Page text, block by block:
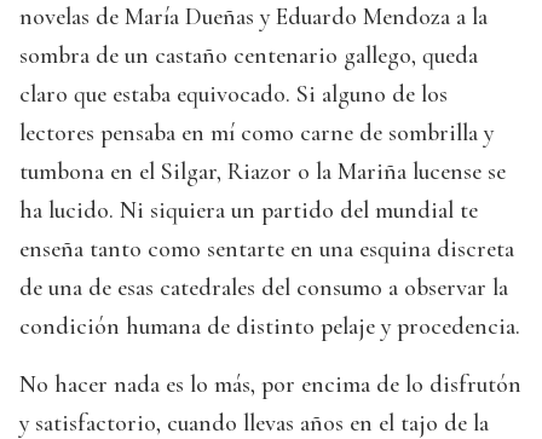
novelas de María Dueñas y Eduardo Mendoza a la
sombra de un castaño centenario gallego, queda
claro que estaba equivocado. Si alguno de los
lectores pensaba en mí como carne de sombrilla y
tumbona en el Silgar, Riazor o la Mariña lucense se
ha lucido. Ni siquiera un partido del mundial te
enseña tanto como sentarte en una esquina discreta
de una de esas catedrales del consumo a observar la
condición humana de distinto pelaje y procedencia.
No hacer nada es lo más, por encima de lo disfrutón
y satisfactorio, cuando llevas años en el tajo de la